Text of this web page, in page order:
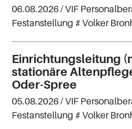
06.08.2026 /VIF
Festanstellung # Volker
Einrichtungsleitung
stationäre
Oder-Spree
05.08.2026 /VIF
Festanstellung # Volker